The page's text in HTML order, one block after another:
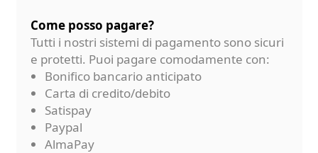
Come posso pagare?
Tutti i nostri sistemi di pagamento sono sicuri
e protetti. Puoi pagare comodamente con:
Bonifico bancario anticipato
Carta di credito/debito
Satispay
Paypal
AlmaPay